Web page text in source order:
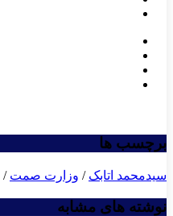
برچسب ها
سیدمحمد اتابک / وزارت صمت /
نوشته های مشابه